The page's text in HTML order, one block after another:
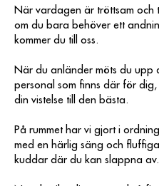
När vardagen är tröttsam och
om du bara behöver ett
kommer du till oss.
När du anländer möts du upp
personal som finns där för
din vistelse till den bästa.
På rummet har vi gjort i
med en härlig säng och
kuddar där du kan slappna av.